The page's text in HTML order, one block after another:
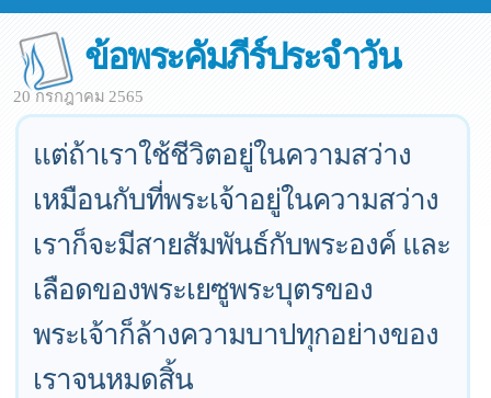
ข้อพระคัมภีร์ประจำวัน
20 กรกฎาคม 2565
แต่ถ้าเราใช้ชีวิตอยู่ในความสว่าง
เหมือนกับที่พระเจ้าอยู่ในความสว่าง
เราก็จะมีสายสัมพันธ์กับพระองค์ และ
เลือดของพระเยซูพระบุตรของ
พระเจ้าก็ล้างความบาปทุกอย่างของ
เราจนหมดสิ้น